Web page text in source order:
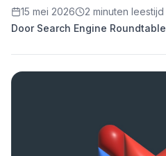
15 mei 2026
2 minuten leestijd
Door Search Engine Roundtable